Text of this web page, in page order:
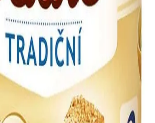
Tatra je slazené zahuštěné mléko, které
výrobky. Složení je jednoduché —
cukr. Výrobek se vyznačuje vysokým obsahem
tuku, což odpovídá povaze tohoto typu
při přípravě dezertů, cukrářských výrobků
do kávy a dalších nápojů. Obsahuje
vhodné pro osoby s alergií na mléko nebo